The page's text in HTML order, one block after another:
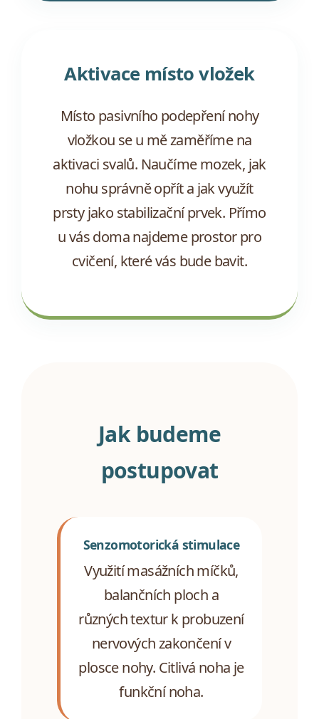
Aktivace místo vložek
Místo pasivního podepření nohy
vložkou se u mě zaměříme na
aktivaci svalů. Naučíme mozek, jak
nohu správně opřít a jak využít
prsty jako stabilizační prvek. Přímo
u vás doma najdeme prostor pro
cvičení, které vás bude bavit.
Jak budeme
postupovat
Senzomotorická stimulace
Využití masážních míčků,
balančních ploch a
různých textur k probuzení
nervových zakončení v
plosce nohy. Citlivá noha je
funkční noha.